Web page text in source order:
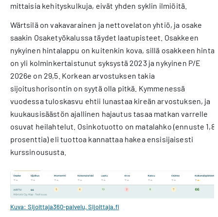
mittaisia kehityskulkuja, eivät yhden syklin ilmiöitä.
Wärtsilä on vakavarainen ja nettovelaton yhtiö, ja osake
saakin Osaketyökalussa täydet laatupisteet. Osakkeen
nykyinen hintalappu on kuitenkin kova, sillä osakkeen hinta
on yli kolminkertaistunut syksystä 2023 ja nykyinen P/E
2026e on 29,5. Korkean arvostuksen takia
sijoitushorisontin on syytä olla pitkä. Kymmenessä
vuodessa tuloskasvu ehtii lunastaa kireän arvostuksen, ja
kuukausisäästön ajallinen hajautus tasaa matkan varrelle
osuvat heilahtelut. Osinkotuotto on matalahko (ennuste 1,8
prosenttia) eli tuottoa kannattaa hakea ensisijaisesti
kurssinoususta.
Kuva: Sijoittaja360-palvelu, Sijoittaja.fi